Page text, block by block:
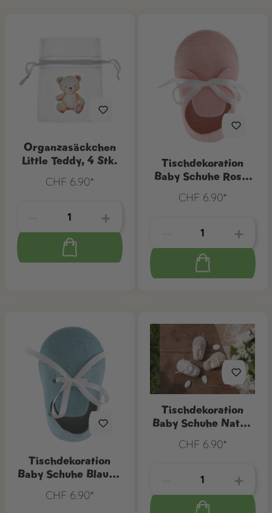
Organzasäckchen
Little Teddy, 4 Stk.
CHF 6.90*
Tischdekoration
Baby Schuhe Rosa,
CHF 6.90*
Tischdekoration
Baby Schuhe Blau, 4
CHF 6.90*
Tischdekoration
Baby Schuhe Natur,
CHF 6.90*